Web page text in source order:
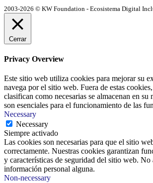
2003-2026 © KW Foundation - Ecosistema Digital
Cerrar
Privacy Overview
Este sitio web utiliza cookies para mejorar su
navega por el sitio web. Fuera de estas
clasifican como necesarias se almacenan en su
son esenciales para el funcionamiento de las
Necessary
Necessary
Siempre activado
Las cookies son necesarias para que el sitio
correctamente. Nuestras cookies garantizan
y características de seguridad del sitio web. No
información personal alguna.
Non-necessary